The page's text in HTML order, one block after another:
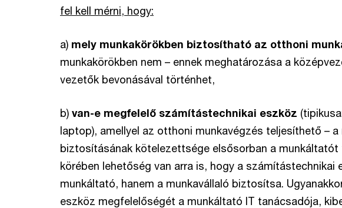
fel kell mérni, hogy:
a) mely munkakörökben biztosítható az otthoni
munkakörökben nem – ennek meghatározása a
vezetők bevonásával történhet,
b) van-e megfelelő számítástechnikai eszköz
laptop), amellyel az otthoni munkavégzés teljesíthető –
biztosításának kötelezettsége elsősorban a munkáltatót
körében lehetőség van arra is, hogy a számítástechnikai
munkáltató, hanem a munkavállaló biztosítsa.
eszköz megfelelőségét a munkáltató IT tanácsadója,